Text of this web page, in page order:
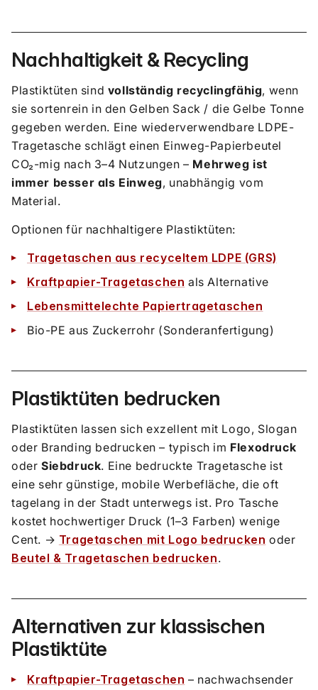
Nachhaltigkeit & Recycling
Plastiktüten sind vollständig recyclingfähig, wenn
sie sortenrein in den Gelben Sack / die Gelbe Tonne
gegeben werden. Eine wiederverwendbare LDPE-
Tragetasche schlägt einen Einweg-Papierbeutel
CO₂-mig nach 3–4 Nutzungen – Mehrweg ist
immer besser als Einweg, unabhängig vom
Material.
Optionen für nachhaltigere Plastiktüten:
Tragetaschen aus recyceltem LDPE (GRS)
Kraftpapier-Tragetaschen als Alternative
Lebensmittelechte Papiertragetaschen
Bio-PE aus Zuckerrohr (Sonderanfertigung)
Plastiktüten bedrucken
Plastiktüten lassen sich exzellent mit Logo, Slogan
oder Branding bedrucken – typisch im Flexodruck
oder Siebdruck. Eine bedruckte Tragetasche ist
eine sehr günstige, mobile Werbefläche, die oft
tagelang in der Stadt unterwegs ist. Pro Tasche
kostet hochwertiger Druck (1–3 Farben) wenige
Cent. → Tragetaschen mit Logo bedrucken oder
Beutel & Tragetaschen bedrucken.
Alternativen zur klassischen
Plastiktüte
Kraftpapier-Tragetaschen – nachwachsender